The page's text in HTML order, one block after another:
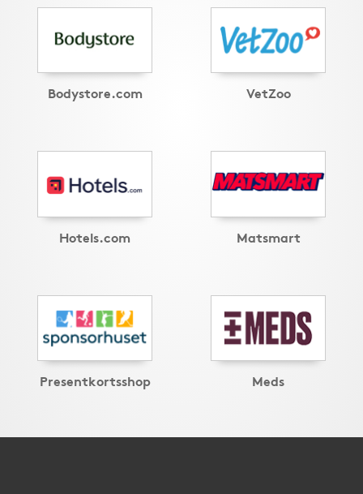
Bodystore.com VetZoo
Hotels.com Matsmart
Presentkortsshop Meds